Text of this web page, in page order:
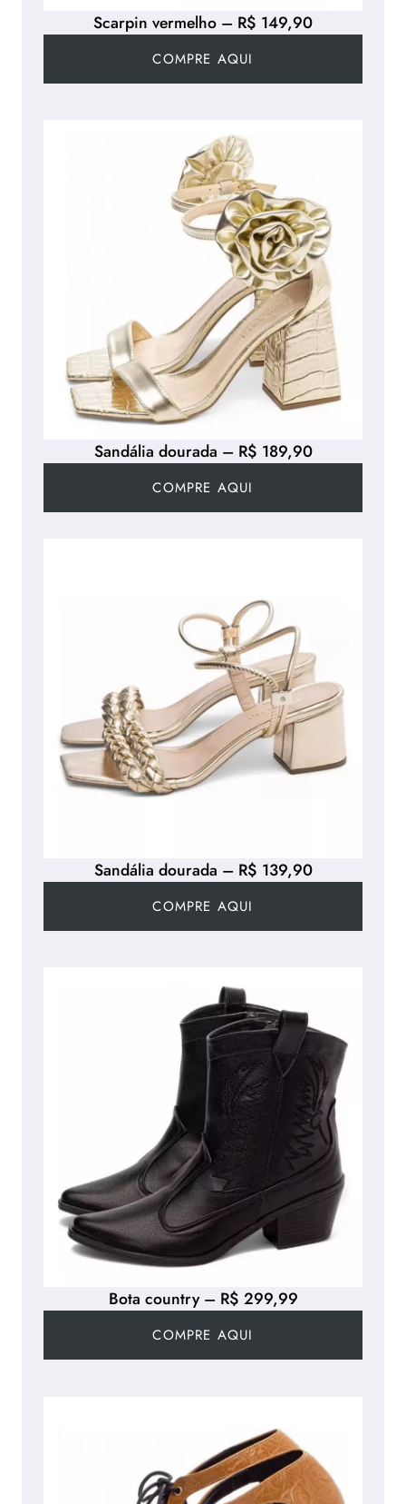
Sandália dourada – R$ 189,90
COMPRE AQUI
Scarpin vermelho – R$ 149,90
COMPRE AQUI
Sandália dourada – R$ 139,90
COMPRE AQUI
Bota country – R$ 299,99
COMPRE AQUI